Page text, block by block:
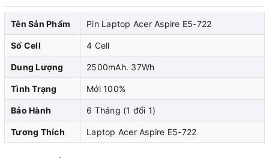
Pin laptop Acer là một trong những thành phần quan
trọng giúp duy trì và cung cấp năng lượng hoạt
động cho laptop của bạn khi không có nguồn điện. Tuy
nhiên, sau một thời gian sử dụng, hiệu suất của pin sẽ
bắt đầu giảm đi và sẽ xảy ra một số lỗi hư hỏng liên
Tên Sản Phẩm Pin Laptop Acer Aspire E5-722
Số Cell 4 Cell
Dung Lượng 2500mAh. 37Wh
Tình Trạng Mới 100%
Bảo Hành 6 Tháng (1 đổi 1)
Tương Thích Laptop Acer Aspire E5-722